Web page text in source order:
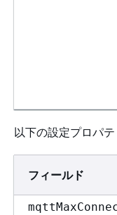
以下の設定プロパテ
フィールド